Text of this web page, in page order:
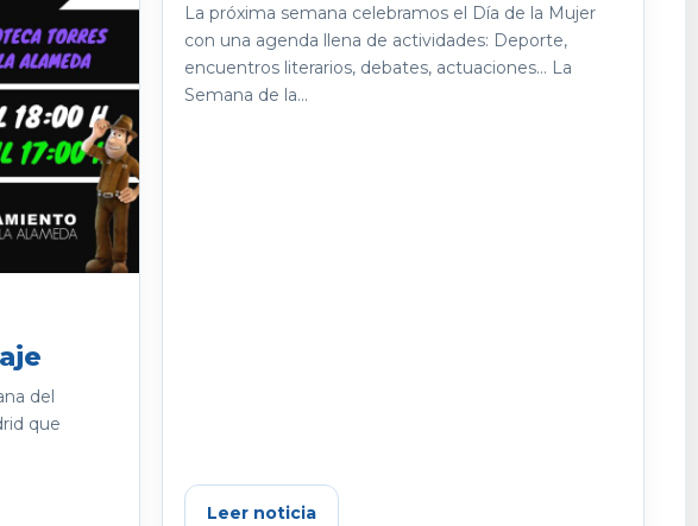
del
que
La próxima semana celebramos el Día de la Mujer
con una agenda llena de actividades: Deporte,
encuentros literarios, debates, actuaciones… La
Semana de la...
Leer noticia